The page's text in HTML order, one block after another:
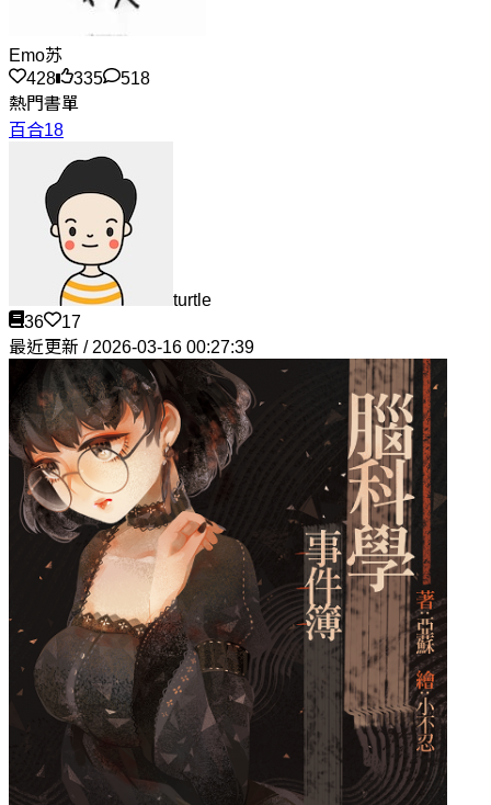
Emo苏
428
335
518
熱門書單
百合18
turtle
36
17
最近更新 / 2026-03-16 00:27:39